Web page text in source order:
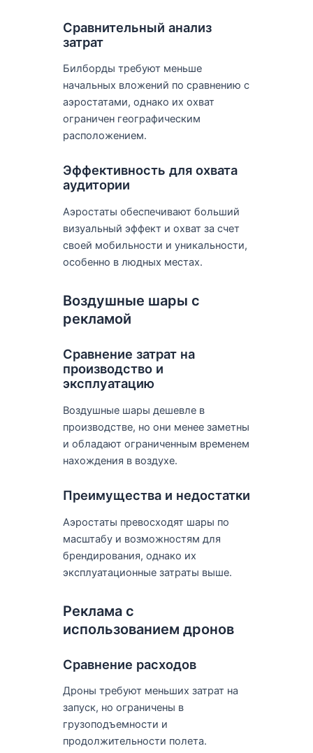
Сравнительный анализ
затрат
Билборды требуют меньше
начальных вложений по сравнению с
аэростатами, однако их охват
ограничен географическим
расположением.
Эффективность для охвата
аудитории
Аэростаты обеспечивают больший
визуальный эффект и охват за счет
своей мобильности и уникальности,
особенно в людных местах.
Воздушные шары с
рекламой
Сравнение затрат на
производство и
эксплуатацию
Воздушные шары дешевле в
производстве, но они менее заметны
и обладают ограниченным временем
нахождения в воздухе.
Преимущества и недостатки
Аэростаты превосходят шары по
масштабу и возможностям для
брендирования, однако их
эксплуатационные затраты выше.
Реклама с
использованием дронов
Сравнение расходов
Дроны требуют меньших затрат на
запуск, но ограничены в
грузоподъемности и
продолжительности полета.